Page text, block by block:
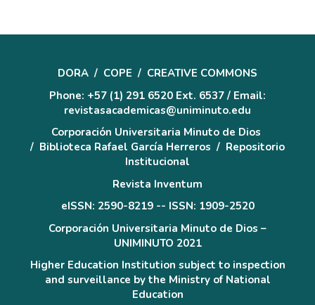
DORA / COPE / CREATIVE COMMONS
Phone: +57 (1) 291 6520 Ext. 6537 / Email:
revistasacademicas@uniminuto.edu
Corporación Universitaria Minuto de Dios
/ Biblioteca Rafael García Herreros / Repositorio
Institucional
Revista Inventum
eISSN: 2590-8219 -- ISSN: 1909-2520
Corporación Universitaria Minuto de Dios –
UNIMINUTO 2021
Higher Education Institution subject to inspection
and surveillance by the Ministry of National
Education